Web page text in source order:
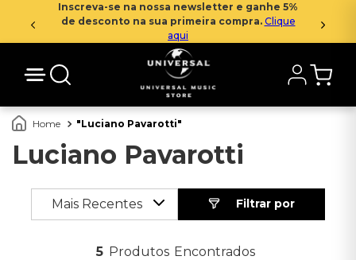
Inscreva-se na nossa newsletter e ganhe 5%
de desconto na sua primeira compra. Clique
aqui
Luciano Pavarotti
Luciano Pavarotti
Mais Recentes
5 Produtos